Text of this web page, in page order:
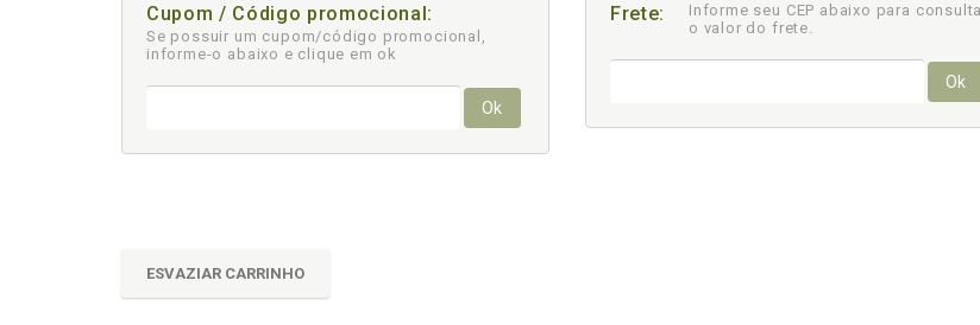
Cupom / Código promocional:
Se possuir um cupom/código promocional,
informe-o abaixo e clique em ok
Ok
Frete:
Informe seu CEP abaixo para
o valor do frete.
Ok
ESVAZIAR CARRINHO